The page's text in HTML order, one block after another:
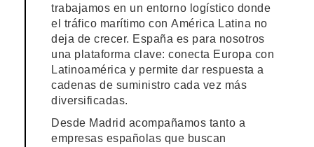
trabajamos en un entorno logístico donde
el tráfico marítimo con América Latina no
deja de crecer. España es para nosotros
una plataforma clave: conecta Europa con
Latinoamérica y permite dar respuesta a
cadenas de suministro cada vez más
diversificadas.
Desde Madrid acompañamos tanto a
empresas españolas que buscan